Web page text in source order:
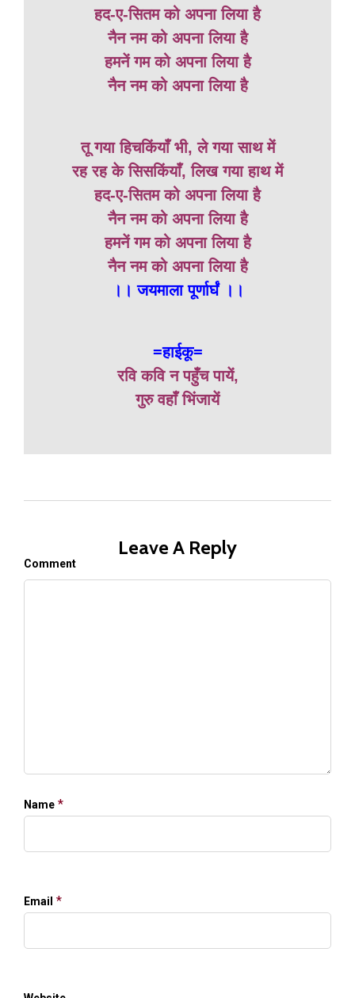
हद-ए-सितम को अपना लिया है
नैन नम को अपना लिया है
हमनें गम को अपना लिया है
नैन नम को अपना लिया है
तू गया हिचकिंयाँ भी, ले गया साथ में
रह रह के सिसकिंयाँ, लिख गया हाथ में
हद-ए-सितम को अपना लिया है
नैन नम को अपना लिया है
हमनें गम को अपना लिया है
नैन नम को अपना लिया है
।। जयमाला पूर्णार्घं ।।
=हाईकू=
रवि कवि न पहुँच पायें,
गुरु वहाँ भिंजायें
Leave A Reply
Comment
Name *
Email *